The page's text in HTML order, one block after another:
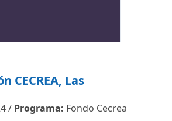
CECREA, Las
/ Programa: Fondo Cecrea